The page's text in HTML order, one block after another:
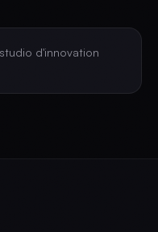
d'innovation